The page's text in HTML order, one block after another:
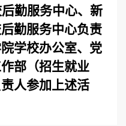
勤服务中心、新
勤服务中心负责
学校办公室、党
部（招生就业
人参加上述活